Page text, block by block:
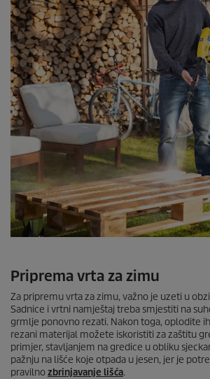
Priprema vrta za zimu
Za pripremu vrta za zimu, važno je uzeti u
Sadnice i vrtni namještaj treba smjestiti na
grmlje ponovno rezati. Nakon toga, oplodite
rezani materijal možete iskoristiti za zaštitu
primjer, stavljanjem na gredice u obliku
pažnju na lišće koje otpada u jesen, jer je
pravilnozbrinjavanje lišća.